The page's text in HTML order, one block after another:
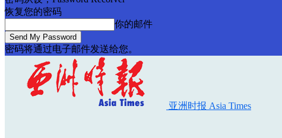
恢复您的密码
你的邮件
密码将通过电子邮件发送给您。
亚洲时报 Asia Times